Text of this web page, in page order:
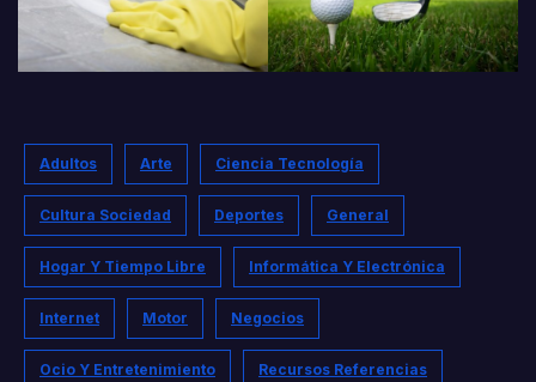
Adultos Arte Ciencia Tecnología
Cultura Sociedad Deportes General
Hogar Y Tiempo Libre Informática Y Electrónica
Internet Motor Negocios
Ocio Y Entretenimiento Recursos Referencias